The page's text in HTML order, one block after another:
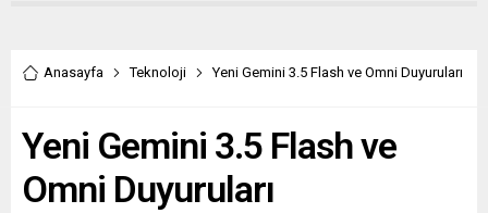
Anasayfa Teknoloji Yeni Gemini 3.5 Flash ve Omni Duyuruları
Yeni Gemini 3.5 Flash ve
Omni Duyuruları